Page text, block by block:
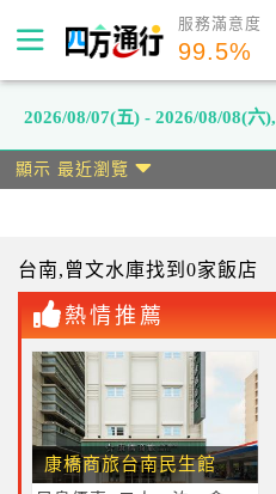
服務滿意度
99.5%
2026/08/07(五) - 2026/08/08(六),
顯示 最近瀏覽
台南,曾文水庫找到0家飯店
熱情推薦
康橋商旅台南民生館